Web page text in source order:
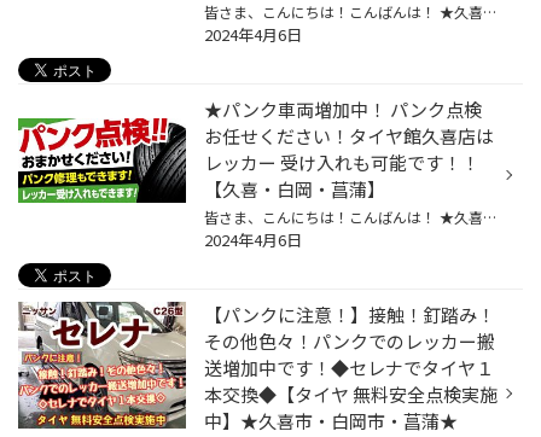
皆さま、こんにちは！こんばんは！ ★久喜警察と久喜インターの間にあるタイヤ館久喜です★ いつも当店WEBをご覧いただきありがとうございます！ ーーーーーーーーーーーーーーーーーーーーーーーーーーーーーーーーーーーーーーーーーー お客様のお車【 スズキ：ワゴンR 】にて オイルメンテナンスパ...
2024年4月6日
★パンク車両増加中！ パンク点検
お任せください！タイヤ館久喜店は
レッカー 受け入れも可能です！！
【久喜・白岡・菖蒲】
皆さま、こんにちは！こんばんは！ ★久喜警察と久喜インターの間にあるタイヤ館久喜です★ いつも当店WEBをご覧いただきありがとうございます！ お車の日常タイヤ点検、なされていますか？？ タイヤ館では、ほぼ毎日パンクの相談やレッカーに運ばれた お車のタイヤ交換を行っております！ ★★★★タイヤ...
2024年4月6日
【パンクに注意！】接触！釘踏み！
その他色々！パンクでのレッカー搬
送増加中です！◆セレナでタイヤ１
本交換◆【タイヤ 無料安全点検実施
中】★久喜市・白岡市・菖蒲★